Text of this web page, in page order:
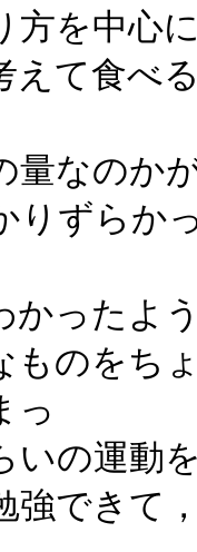
方を中心
えて食べ
量なのか
りずらか
かったよ
ものをち
っ
いの運動
強できて